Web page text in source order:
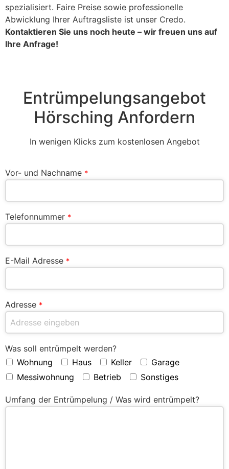
spezialisiert. Faire Preise sowie professionelle
Abwicklung Ihrer Auftragsliste ist unser Credo.
Kontaktieren Sie uns noch heute – wir freuen uns auf
Ihre Anfrage!
Entrümpelungsangebot
Hörsching Anfordern
In wenigen Klicks zum kostenlosen Angebot
Vor- und Nachname *
Telefonnummer *
E-Mail Adresse *
Adresse *
Was soll entrümpelt werden?
Wohnung
Haus Keller
Garage
Messiwohnung
Betrieb Sonstiges
Umfang der Entrümpelung / Was wird entrümpelt?